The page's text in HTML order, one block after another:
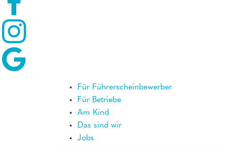
Für Führerscheinbewerber
Für Betriebe
Am Kind
Das sind wir
Jobs